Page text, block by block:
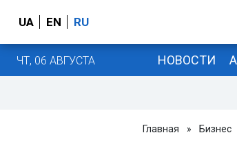
UA EN RU
ЧТ, 06 АВГУСТА НОВОСТИ
Главная » Бизнес